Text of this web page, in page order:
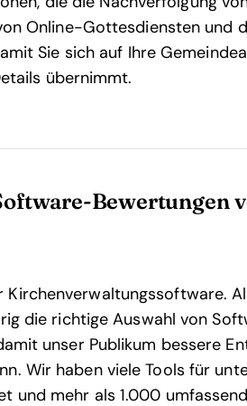
Online-Gottesdiensten und
Sie sich auf Ihre
übernimmt.
Bewertungen
die richtige Auswahl von
unser Publikum bessere
Wir haben viele Tools für
und mehr als 1.000